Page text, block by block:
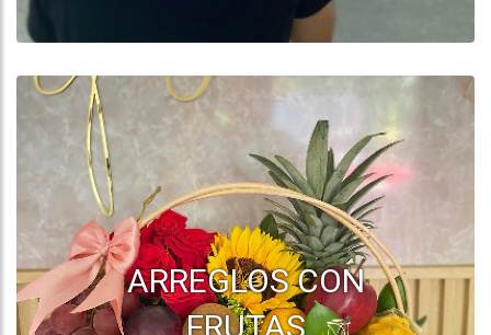
ARREGLOS CON
FRUTAS